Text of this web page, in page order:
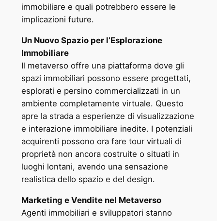
immobiliare e quali potrebbero essere le
implicazioni future.
Un Nuovo Spazio per l’Esplorazione
Immobiliare
Il metaverso offre una piattaforma dove gli
spazi immobiliari possono essere progettati,
esplorati e persino commercializzati in un
ambiente completamente virtuale. Questo
apre la strada a esperienze di visualizzazione
e interazione immobiliare inedite. I potenziali
acquirenti possono ora fare tour virtuali di
proprietà non ancora costruite o situati in
luoghi lontani, avendo una sensazione
realistica dello spazio e del design.
Marketing e Vendite nel Metaverso
Agenti immobiliari e sviluppatori stanno